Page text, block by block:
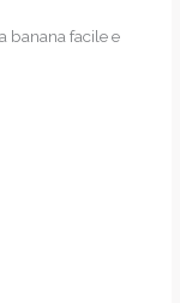
banana facile e